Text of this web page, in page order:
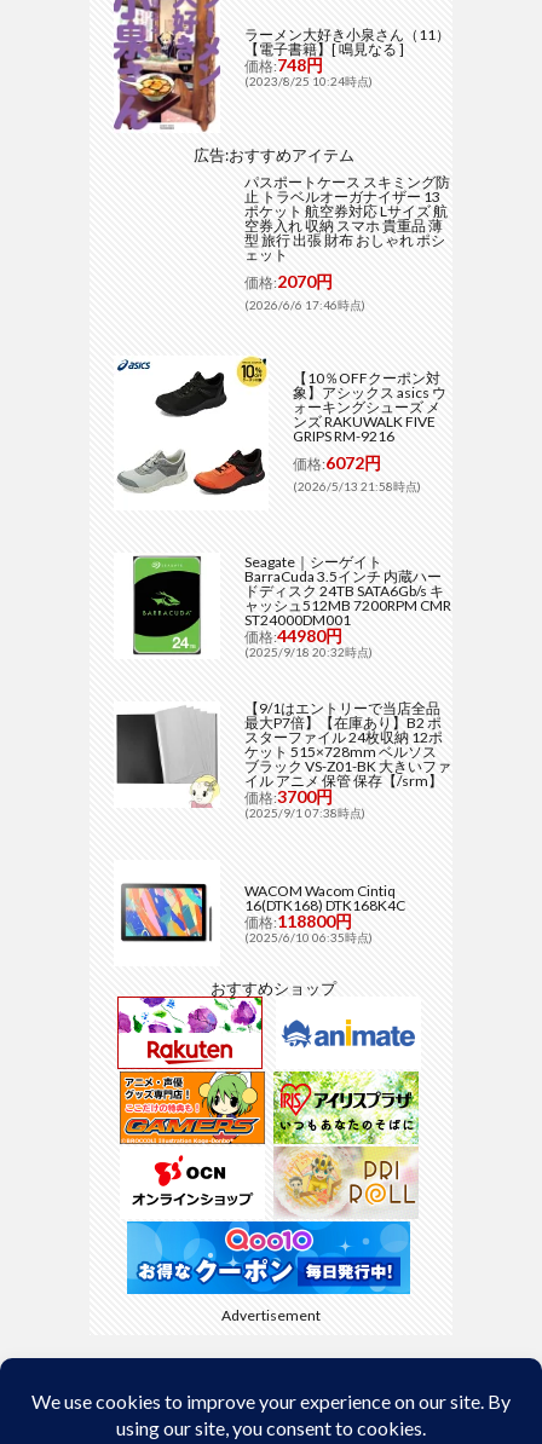
ラーメン大好き小泉さん（11）
【電子書籍】[ 鳴見なる ]
価格:748円
(2023/8/25 10:24時点)
広告:おすすめアイテム
パスポートケース スキミング防
止 トラベルオーガナイザー 13
ポケット 航空券対応 Lサイズ 航
空券入れ 収納 スマホ 貴重品 薄
型 旅行 出張 財布 おしゃれ ポシ
ェット
価格:2070円
(2026/6/6 17:46時点)
【10％OFFクーポン対
象】アシックス asics ウ
ォーキングシューズ メ
ンズ RAKUWALK FIVE
GRIPS RM-9216
価格:6072円
(2026/5/13 21:58時点)
Seagate｜シーゲイト
BarraCuda 3.5インチ 内蔵ハー
ドディスク 24TB SATA6Gb/s キ
ャッシュ512MB 7200RPM CMR
ST24000DM001
価格:44980円
(2025/9/18 20:32時点)
【9/1はエントリーで当店全品
最大P7倍】【在庫あり】B2 ポ
スターファイル 24枚収納 12ポ
ケット 515×728mm ベルソス
ブラック VS-Z01-BK 大きいファ
イル アニメ 保管 保存【/srm】
価格:3700円
(2025/9/1 07:38時点)
WACOM Wacom Cintiq
16(DTK168) DTK168K4C
価格:118800円
(2025/6/10 06:35時点)
おすすめショップ
Advertisement
Back to Top